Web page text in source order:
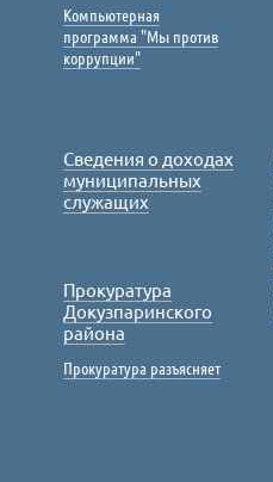
Компьютерная
программа "Мы против
коррупции"
Сведения о доходах
муниципальных
служащих
Прокуратура
Докузпаринского
района
Прокуратура разъясняет